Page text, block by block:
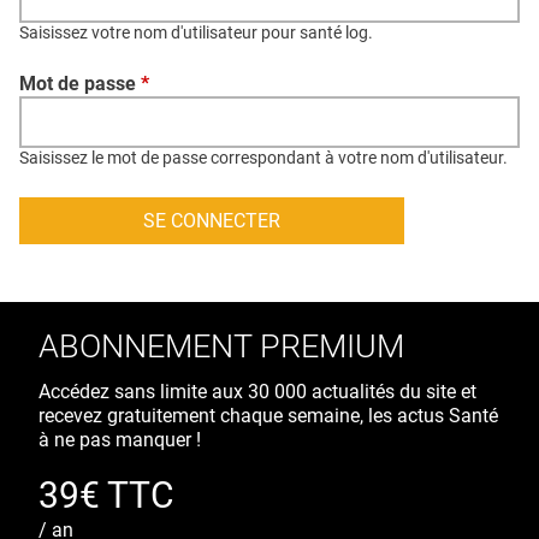
CONTACT
CRÉDITS
Saisissez votre nom d'utilisateur pour santé log.
Mot de passe *
Saisissez le mot de passe correspondant à votre nom d'utilisateur.
ABONNEMENT PREMIUM
Accédez sans limite aux 30 000 actualités du site et
recevez gratuitement chaque semaine, les actus Santé
à ne pas manquer !
39€ TTC
/ an